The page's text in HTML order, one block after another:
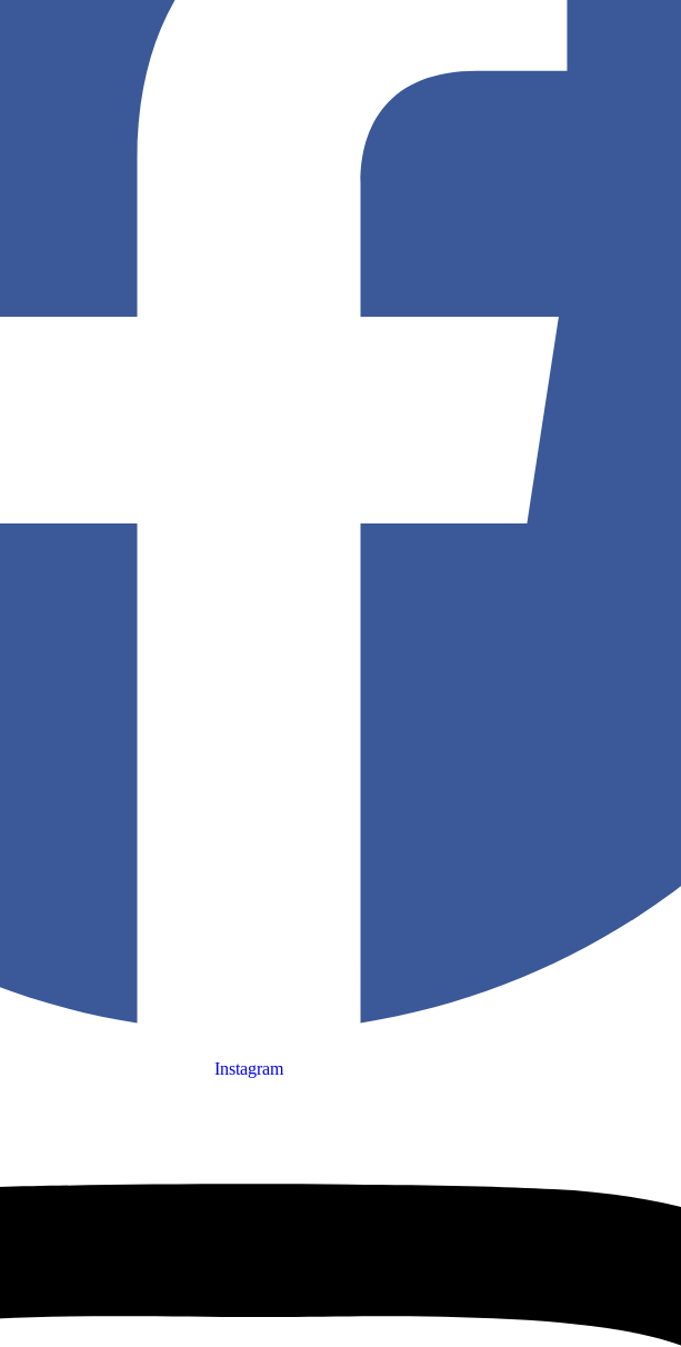
Instagram